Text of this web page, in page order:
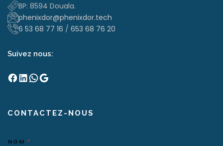
BP: 8594 Douala.
phenixdor@phenixdor.tech
6 53 68 77 16 / 653 68 76 20
Suivez nous:
Facebook LinkedIn WhatsApp Google
CONTACTEZ-NOUS
NOM *